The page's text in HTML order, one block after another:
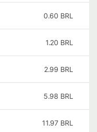
0.60 BRL
1.20 BRL
2.99 BRL
5.98 BRL
11.97 BRL